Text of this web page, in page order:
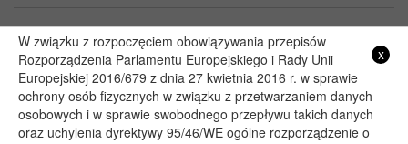
Starostwo Powiatowe we Włodawie
Lubelski Urząd Wojewódzki w Lublinie
Urząd Marszałkowski Województwa Lubelskiego w Lublinie
Serwis Rzeczypospolitej Polskiej
PGE – Planowane wyłączenia prądu
x
W związku z rozpoczęciem obowiązywania przepisów
Rozporządzenia Parlamentu Europejskiego i Rady Unii
Europejskiej 2016/679 z dnia 27 kwietnia 2016 r. w sprawie
ochrony osób fizycznych w związku z przetwarzaniem danych
osobowych i w sprawie swobodnego przepływu takich danych
oraz uchylenia dyrektywy 95/46/WE ogólne rozporządzenie o